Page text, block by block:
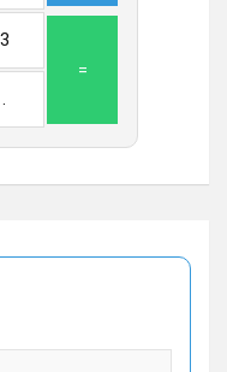
3
=
.